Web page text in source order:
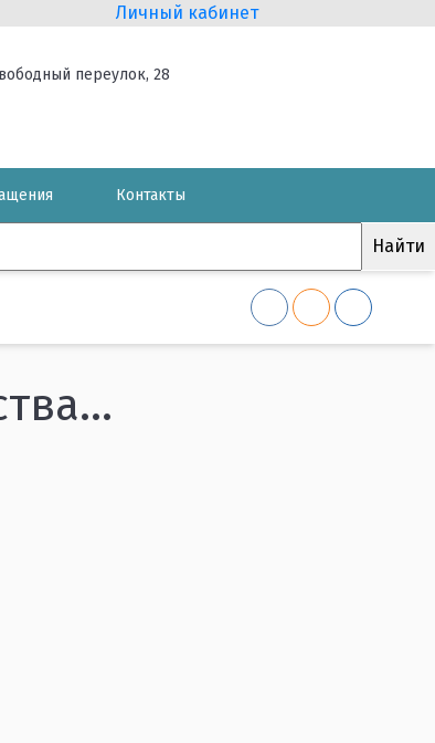
Личный кабинет
переулок, 28
Контакты